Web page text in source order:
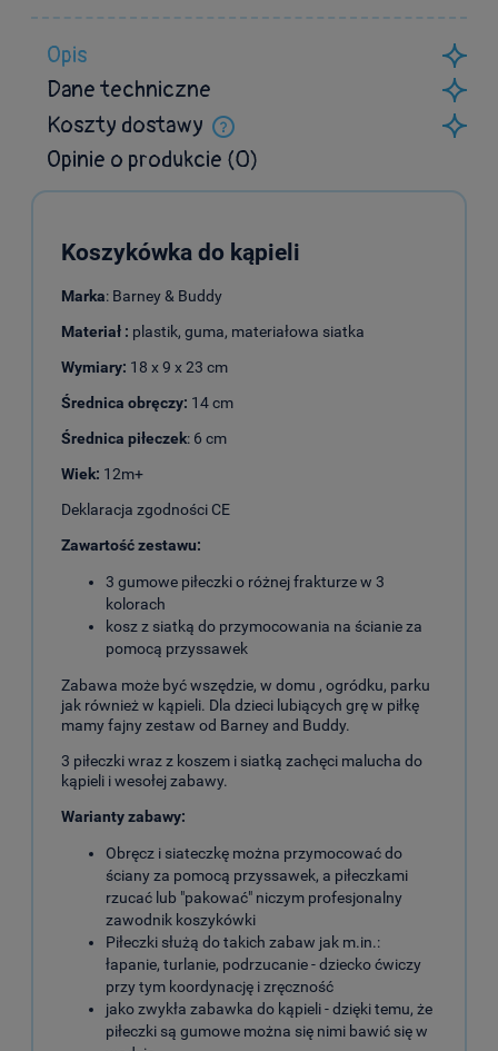
Opis
Dane techniczne
Koszty dostawy
Cena nie zawiera ewentualnych kosztów płatności
Opinie o produkcie (0)
Koszykówka do kąpieli
Marka: Barney & Buddy
Materiał : plastik, guma, materiałowa siatka
Wymiary: 18 x 9 x 23 cm
Średnica obręczy: 14 cm
Średnica piłeczek: 6 cm
Wiek: 12m+
Deklaracja zgodności CE
Zawartość zestawu:
3 gumowe piłeczki o różnej frakturze w 3
kolorach
kosz z siatką do przymocowania na ścianie za
pomocą przyssawek
Zabawa może być wszędzie, w domu , ogródku, parku
jak również w kąpieli. Dla dzieci lubiących grę w piłkę
mamy fajny zestaw od Barney and Buddy.
3 piłeczki wraz z koszem i siatką zachęci malucha do
kąpieli i wesołej zabawy.
Warianty zabawy:
Obręcz i siateczkę można przymocować do
ściany za pomocą przyssawek, a piłeczkami
rzucać lub "pakować" niczym profesjonalny
zawodnik koszykówki
Piłeczki służą do takich zabaw jak m.in.:
łapanie, turlanie, podrzucanie - dziecko ćwiczy
przy tym koordynację i zręczność
jako zwykła zabawka do kąpieli - dzięki temu, że
piłeczki są gumowe można się nimi bawić się w